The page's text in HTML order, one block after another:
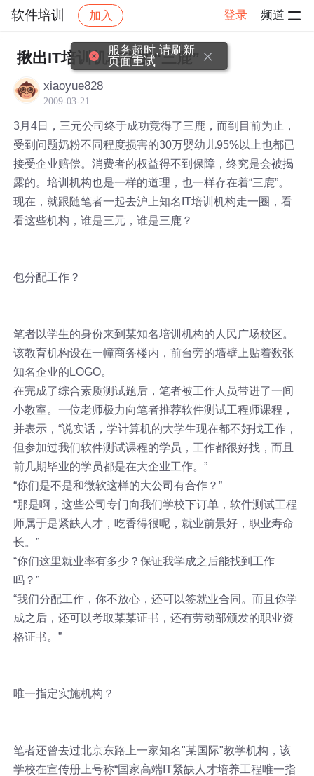
软件培训 加入 登录 频道
社区 软件培训 帖子详情
揪出IT培训机构中的“三鹿”
xiaoyue828
2009-03-21
3月4日，三元公司终于成功竞得了三鹿，而到目前为止，
受到问题奶粉不同程度损害的30万婴幼儿95%以上也都已
接受企业赔偿。消费者的权益得不到保障，终究是会被揭
露的。培训机构也是一样的道理，也一样存在着“三鹿”。
现在，就跟随笔者一起去沪上知名IT培训机构走一圈，看
看这些机构，谁是三元，谁是三鹿？
包分配工作？
笔者以学生的身份来到某知名培训机构的人民广场校区。
该教育机构设在一幢商务楼内，前台旁的墙壁上贴着数张
知名企业的LOGO。
在完成了综合素质测试题后，笔者被工作人员带进了一间
小教室。一位老师极力向笔者推荐软件测试工程师课程，
并表示，“说实话，学计算机的大学生现在都不好找工作，
但参加过我们软件测试课程的学员，工作都很好找，而且
前几期毕业的学员都是在大企业工作。”
“你们是不是和微软这样的大公司有合作？”
“那是啊，这些公司专门向我们学校下订单，软件测试工程
师属于是紧缺人才，吃香得很呢，就业前景好，职业寿命
长。”
“你们这里就业率有多少？保证我学成之后能找到工作
吗？”
“我们分配工作，你不放心，还可以签就业合同。而且你学
成之后，还可以考取某某证书，还有劳动部颁发的职业资
格证书。”
唯一指定实施机构？
笔者还曾去过北京东路上一家知名"某国际"教学机构，该
学校在宣传册上号称“国家高端IT紧缺人才培养工程唯一指
服务超时,请刷新
页面重试